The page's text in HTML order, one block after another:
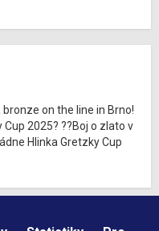
on the line in Brno!
2025? ??Boj o zlato v
Hlinka Gretzky Cup